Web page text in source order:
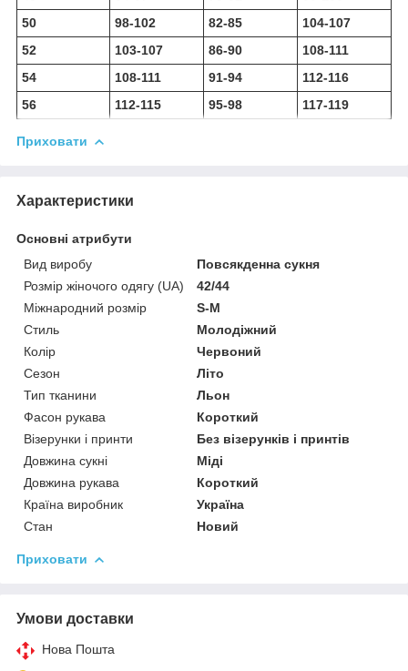
50
98-102 82-85
104-107
52
103-107 86-90
108-111
54
108-111 91-94
112-116
56
112-115 95-98 117-119
Приховати
Характеристики
Основні атрибути
Вид виробу
Повсякденна сукня
Розмір жіночого одягу (UA)
42/44
Міжнародний розмір
S-M
Стиль
Молодіжний
Колір
Червоний
Сезон
Літо
Тип тканини
Льон
Фасон рукава
Короткий
Візерунки і принти
Без візерунків і принтів
Довжина сукні
Міді
Довжина рукава
Короткий
Країна виробник
Україна
Стан
Новий
Приховати
Умови доставки
Нова Пошта